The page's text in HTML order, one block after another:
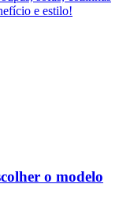
e estilo!
o modelo